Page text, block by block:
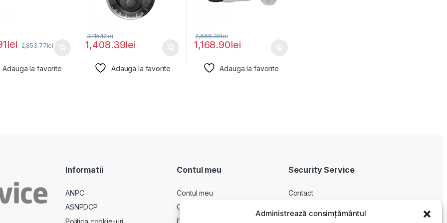
Administrează consimțământul
lei 2,853.77lei
Adauga la favorite
1,408.39lei
3,115.12lei
Adauga la favorite
1,168.90lei
2,666.38lei
Adauga la favorite
Informatii
ANPC
ASNPDCP
Politica cookie-uri
Contul meu
Contul meu
Comenzi
Descarcari
Security Service
Contact